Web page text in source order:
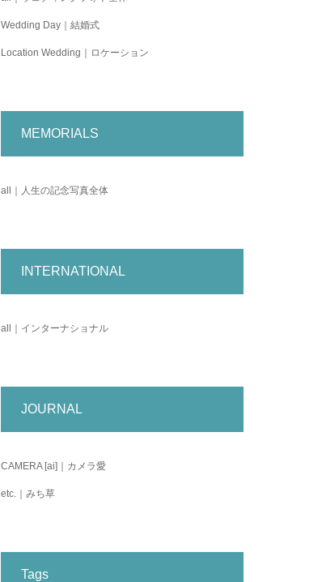
Wedding Day｜結婚式
Location Wedding｜ロケーション
MEMORIALS
all｜人生の記念写真全体
INTERNATIONAL
all｜インターナショナル
JOURNAL
CAMERA [ai]｜カメラ愛
etc.｜みち草
Tags